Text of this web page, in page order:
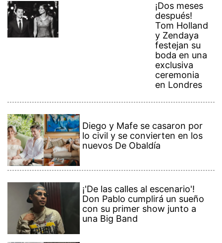
¡Dos meses
después!
Tom Holland
y Zendaya
festejan su
boda en una
exclusiva
ceremonia
en Londres
Diego y Mafe se casaron por
lo civil y se convierten en los
nuevos De Obaldía
¡'De las calles al escenario'!
Don Pablo cumplirá un sueño
con su primer show junto a
una Big Band